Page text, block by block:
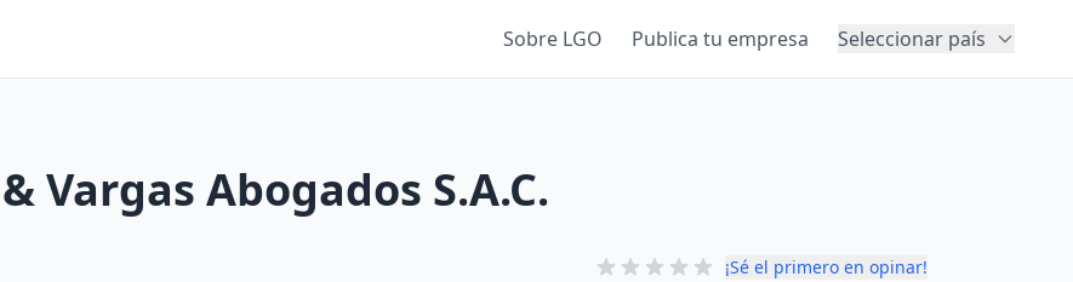
Sobre LGO Publica tu empresa Seleccionar país
Vargas Abogados S.A.C.
¡Sé el primero en opinar!